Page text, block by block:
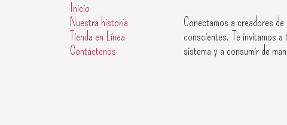
Inicio
Nuestra historia
Tienda en Línea
Contáctenos
Conectamos a creadores
conscientes. Te invitamos
sistema y a consumir de